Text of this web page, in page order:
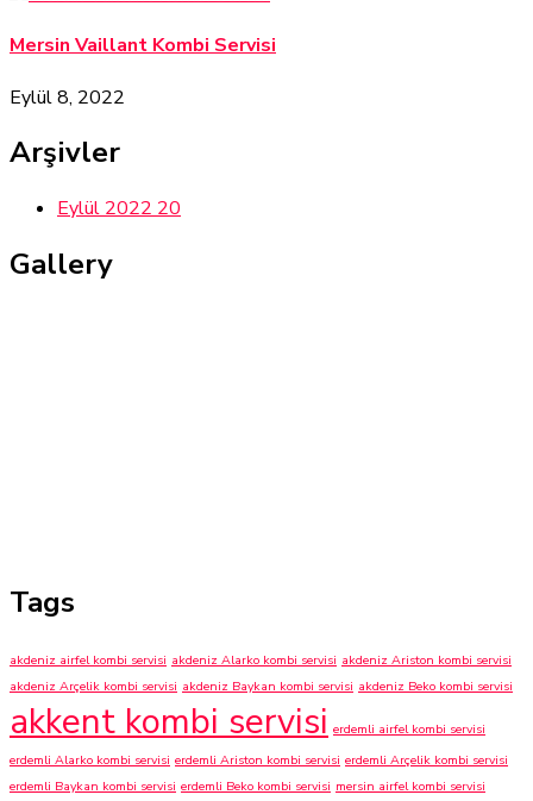
Mersin Vaillant Kombi Servisi
Eylül 8, 2022
Arşivler
Eylül 2022 20
Gallery
Tags
akdeniz airfel kombi servisi akdeniz Alarko kombi servisi akdeniz Ariston kombi servisi
akdeniz Arçelik kombi servisi akdeniz Baykan kombi servisi akdeniz Beko kombi servisi
akkent kombi servisi erdemli airfel kombi servisi
erdemli Alarko kombi servisi erdemli Ariston kombi servisi erdemli Arçelik kombi servisi
erdemli Baykan kombi servisi erdemli Beko kombi servisi mersin airfel kombi servisi